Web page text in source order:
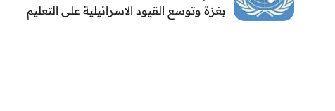
بغزة وتوسع القيود الاسرائيلية على التعليم